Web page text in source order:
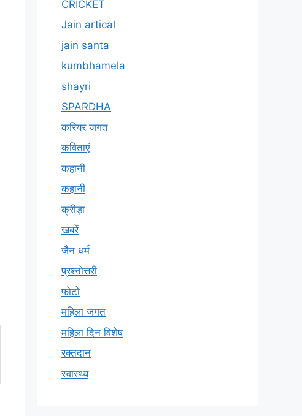
CRICKET
Jain artical
jain santa
kumbhamela
shayri
SPARDHA
करियर जगत
कविताएं
कहानी
कहानी
क्रीड़ा
खबरें
जैन धर्म
प्रश्नोत्तरी
फोटो
महिला जगत
महिला दिन विशेष
रक्तदान
स्वास्थ्य